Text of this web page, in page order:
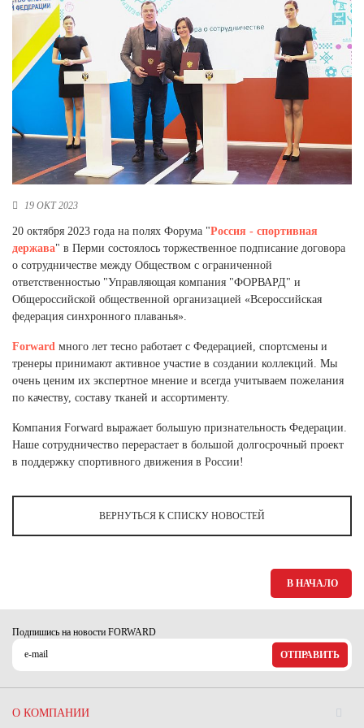
Новосибирская область (3)
Омская область (5)
Республика Башкортостан (3)
Республика Крым (1)
Республика Татарстан (2)
Ростовская область (2)
Самарская область (1)
Санкт-Петербург и ЛО (3)
Свердловская область (5)
Смоленская область (1)
Ставропольский край (5)
Томская область (1)
Тульская область (1)
Тюменская область (3)
Хакасия (1)
Ханты-Мансийский автономный округ (3)
Челябинская область (2)
Ямало-Ненецкий автономный округ (1)
Ярославская область (1)
19 ОКТ 2023
20 октября 2023 года на полях Форума "Россия - спортивная
держава" в Перми состоялось торжественное подписание договора
о сотрудничестве между Обществом с ограниченной
ответственностью "Управляющая компания "ФОРВАРД" и
Общероссийской общественной организацией «Всероссийская
федерация синхронного плаванья».
Forward много лет тесно работает с Федерацией, спортсмены и
тренеры принимают активное участие в создании коллекций. Мы
очень ценим их экспертное мнение и всегда учитываем пожелания
по качеству, составу тканей и ассортименту.
Компания Forward выражает большую признательность Федерации.
Наше сотрудничество перерастает в большой долгосрочный проект
в поддержку спортивного движения в России!
ВЕРНУТЬСЯ К СПИСКУ НОВОСТЕЙ
В НАЧАЛО
Подпишись на новости FORWARD
ОТПРАВИТЬ
О КОМПАНИИ